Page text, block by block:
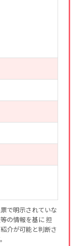
で明示されていな
の情報を基に 担
介が可能と判断さ